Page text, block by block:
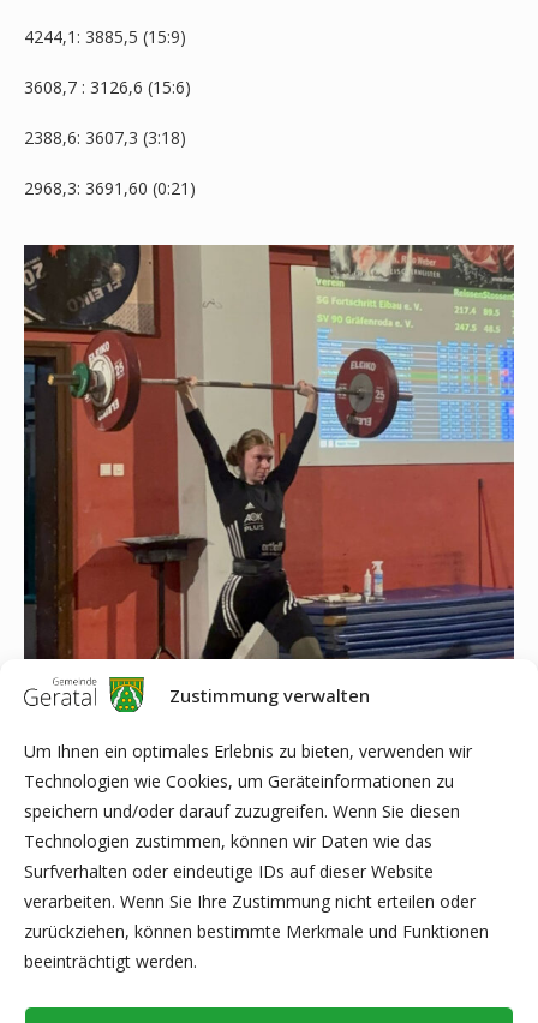
Zustimmung verwalten
Um Ihnen ein optimales Erlebnis zu bieten, verwenden wir
Technologien wie Cookies, um Geräteinformationen zu
speichern und/oder darauf zuzugreifen. Wenn Sie diesen
Technologien zustimmen, können wir Daten wie das
Surfverhalten oder eindeutige IDs auf dieser Website
verarbeiten. Wenn Sie Ihre Zustimmung nicht erteilen oder
zurückziehen, können bestimmte Merkmale und Funktionen
beeinträchtigt werden.
4244,1: 3885,5 (15:9)
3608,7 : 3126,6 (15:6)
2388,6: 3607,3 (3:18)
2968,3: 3691,60 (0:21)
Text und Bilder: René Holtmann